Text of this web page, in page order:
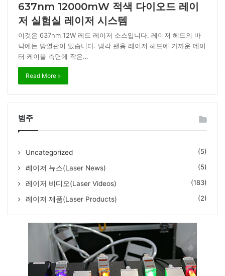
637nm 12000mW 적색 다이오드 레이
저 실험실 레이저 시스템
이것은 637nm 12W 레드 레이저 소스입니다. 레이저 헤드의 바
닥에는 방열판이 있습니다. 냉각 팬용 레이저 헤드에 가까운 데이
터 케이블 측면에 작은…
Read More »
범주
Uncategorized (5)
레이저 뉴스(Laser News) (5)
레이저 비디오(Laser Videos) (183)
레이저 제품(Laser Products) (2)